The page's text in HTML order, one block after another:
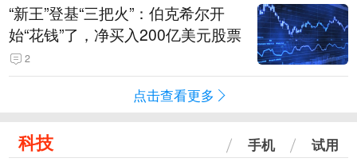
“新王”登基“三把火”：伯克希尔开
始“花钱”了，净买入200亿美元股票
2
点击查看更多
科技 手机 试用